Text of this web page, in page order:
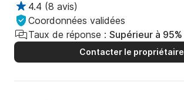
4.4 (8 avis)
Coordonnées validées
Taux de réponse : Supérieur à 95%
Contacter le propriétaire